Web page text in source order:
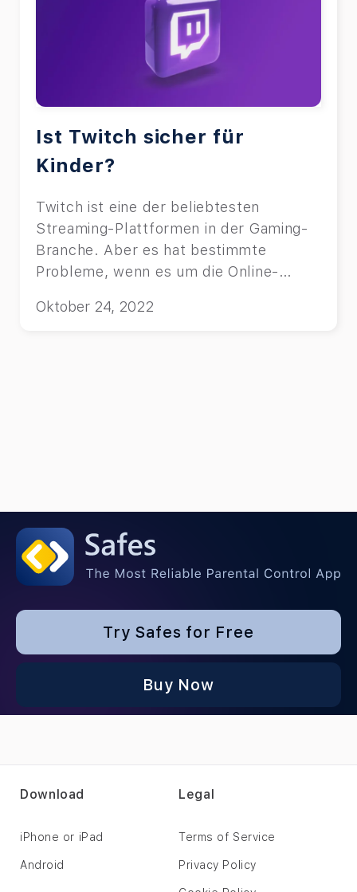
Ist Twitch sicher für
Kinder?
Twitch ist eine der beliebtesten
Streaming-Plattformen in der Gaming-
Branche. Aber es hat bestimmte
Probleme, wenn es um die Online-
Oktober 24, 2022
Try Safes for Free
Buy Now
Legal
Terms of Service
Privacy Policy
Download
iPhone or iPad
Android